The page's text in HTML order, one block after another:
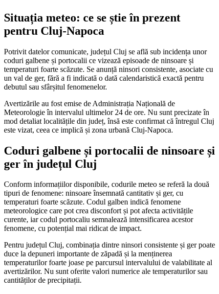
Situația meteo: ce se știe în prezent
pentru Cluj-Napoca
Potrivit datelor comunicate, județul Cluj se află sub incidența unor
coduri galbene și portocalii ce vizează episoade de ninsoare și
temperaturi foarte scăzute. Se anunță ninsori consistente, asociate cu
un val de ger, fără a fi indicată o dată calendaristică exactă pentru
debutul sau sfârșitul fenomenelor.
Avertizările au fost emise de Administrația Națională de
Meteorologie în intervalul ultimelor 24 de ore. Nu sunt precizate în
mod detaliat localitățile din județ, însă este confirmat că întregul Cluj
este vizat, ceea ce implică și zona urbană Cluj-Napoca.
Coduri galbene și portocalii de ninsoare și
ger în județul Cluj
Conform informațiilor disponibile, codurile meteo se referă la două
tipuri de fenomene: ninsoare însemnată cantitativ și ger, cu
temperaturi foarte scăzute. Codul galben indică fenomene
meteorologice care pot crea disconfort și pot afecta activitățile
curente, iar codul portocaliu semnalează intensificarea acestor
fenomene, cu potențial mai ridicat de impact.
Pentru județul Cluj, combinația dintre ninsori consistente și ger poate
duce la depuneri importante de zăpadă și la menținerea
temperaturilor foarte joase pe parcursul intervalului de valabilitate al
avertizărilor. Nu sunt oferite valori numerice ale temperaturilor sau
cantităților de precipitații.